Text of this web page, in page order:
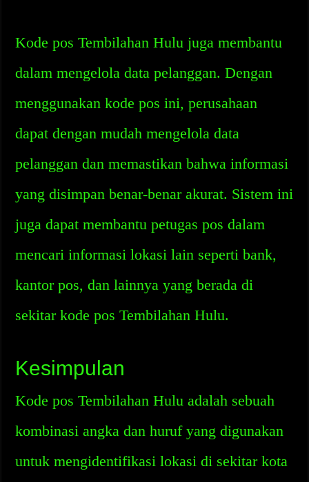
Kode pos Tembilahan Hulu juga membantu
dalam mengelola data pelanggan. Dengan
menggunakan kode pos ini, perusahaan
dapat dengan mudah mengelola data
pelanggan dan memastikan bahwa informasi
yang disimpan benar-benar akurat. Sistem ini
juga dapat membantu petugas pos dalam
mencari informasi lokasi lain seperti bank,
kantor pos, dan lainnya yang berada di
sekitar kode pos Tembilahan Hulu.
Kesimpulan
Kode pos Tembilahan Hulu adalah sebuah
kombinasi angka dan huruf yang digunakan
untuk mengidentifikasi lokasi di sekitar kota